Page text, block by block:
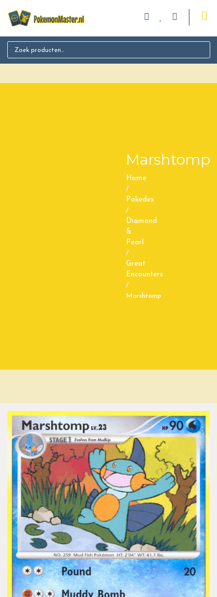
Search for:
Marshtomp
Home
/
Pokedex
/
Diamond
&
Pearl
/
Great
Encounters
/
Marshtomp